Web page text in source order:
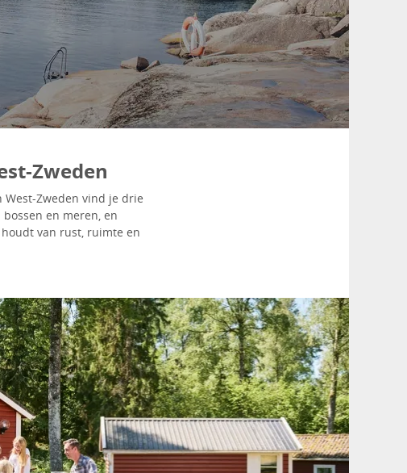
Zweden
Zweden vind je drie
bossen en meren, en
van rust, ruimte en